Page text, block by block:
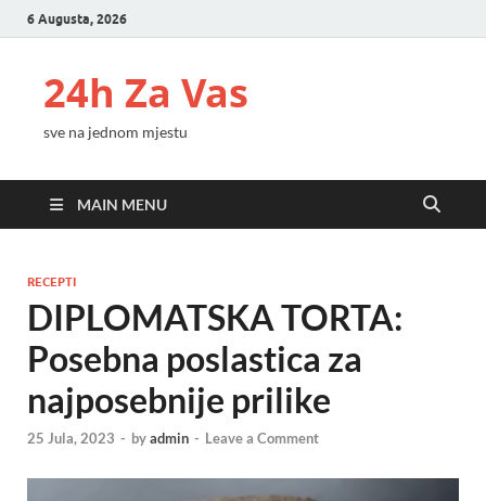
6 Augusta, 2026
24h Za Vas
sve na jednom mjestu
MAIN MENU
RECEPTI
DIPLOMATSKA TORTA:
Posebna poslastica za
najposebnije prilike
25 Jula, 2023 - byadmin - Leave a Comment